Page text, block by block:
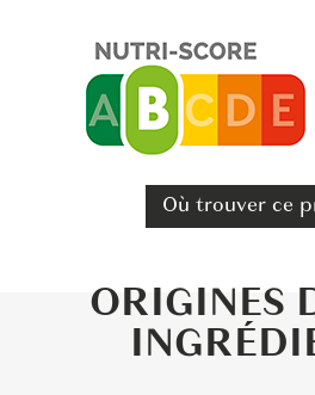
Où trouver ce
ORIGINES